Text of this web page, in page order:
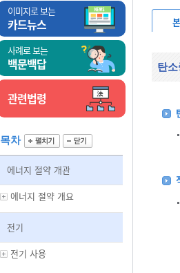
이미지로 보는
카드뉴스
사례로 보는
백문백답
관련법령
목차
에너지 절약 개관
에너지 절약 개요
전기
전기 사용
탄